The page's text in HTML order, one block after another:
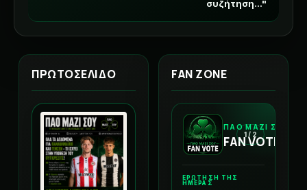
συζήτηση..."
ΠΡΩΤΟΣΕΛΙΔΟ FAN ZONE
ΠΑΟ ΜΑΖΙ ΣΟΥ
FAN VOTE
1 / 2
ΕΡΩΤΗΣΗ ΤΗΣ
ΗΜΕΡΑΣ